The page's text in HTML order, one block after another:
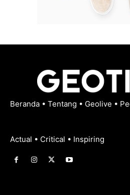
Beranda • Tentang • Geolive •
Actual • Critical • Inspiring